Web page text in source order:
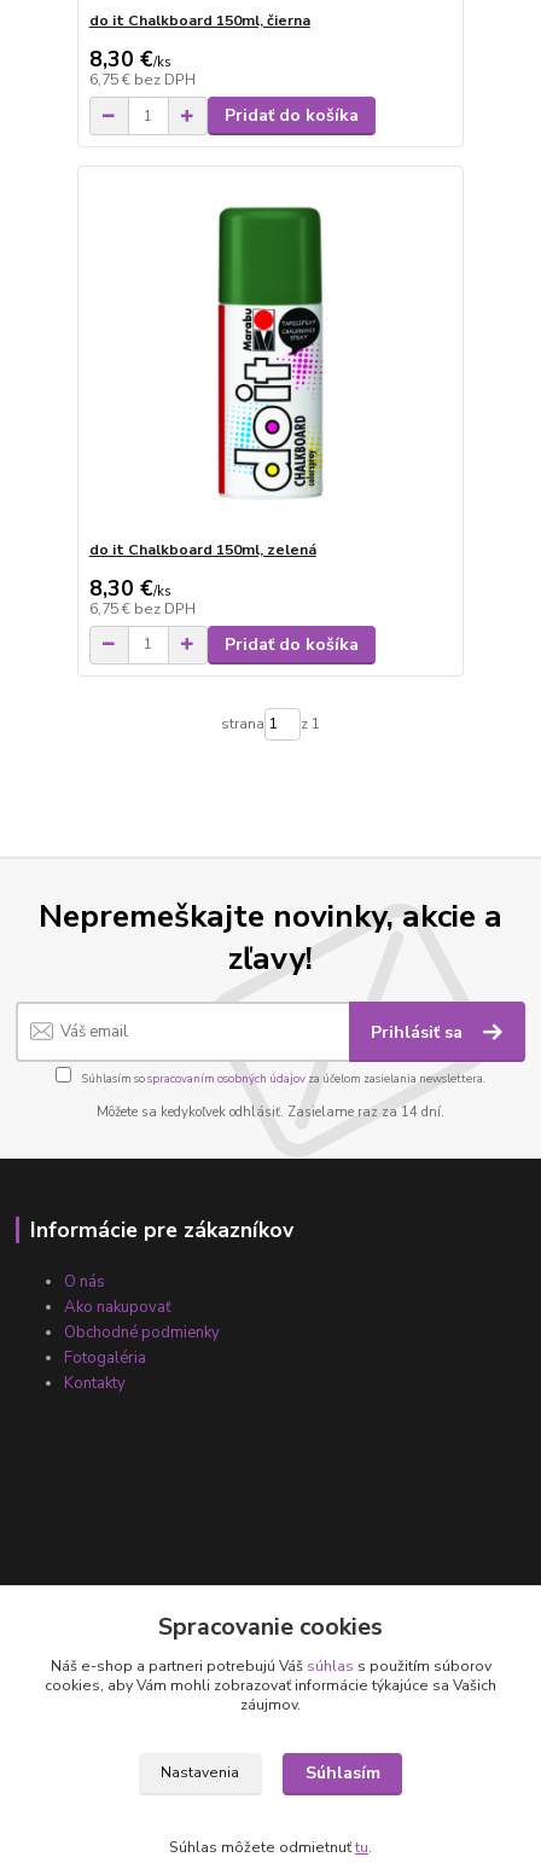
do it Chalkboard 150ml, čierna
8,30 €/ks
6,75 € bez DPH
Pridať do košíka
do it Chalkboard 150ml, zelená
8,30 €/ks
6,75 € bez DPH
Pridať do košíka
strana z 1
Nepremeškajte novinky, akcie a
zľavy!
Prihlásiť sa
Súhlasím sospracovaním osobných údajov za účelom zasielania newslettera.
Môžete sa kedykoľvek odhlásiť. Zasielame raz za 14 dní.
Informácie pre zákazníkov
O nás
Ako nakupovať
Obchodné podmienky
Fotogaléria
Kontakty
+421 905 531 251
Spracovanie cookies
Náš e-shop a partneri potrebujú Váš súhlas s použitím súborov
cookies, aby Vám mohli zobrazovať informácie týkajúce sa Vašich
záujmov.
Nastavenia Súhlasím
Súhlas môžete odmietnuťtu.